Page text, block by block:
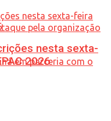
nesta sexta-
2026